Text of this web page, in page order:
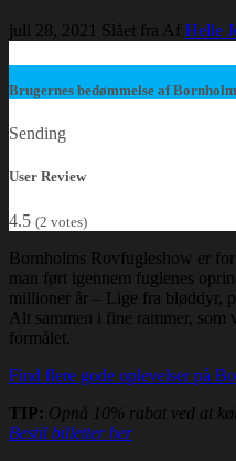
juli 28, 2021 Slået fra Af Helle
Brugernes bedømmelse af
Sending
User Review
4.5 (2 votes)
Bornholms Rovfugleshow er
man ført igennem fuglenes
millioner år – Lige fra bløddyr,
Alt sammen i fine rammer,
formålet.
Find flere gode oplevelser på
TIP: Opnå 10% rabat ved at
Bestil billetter her